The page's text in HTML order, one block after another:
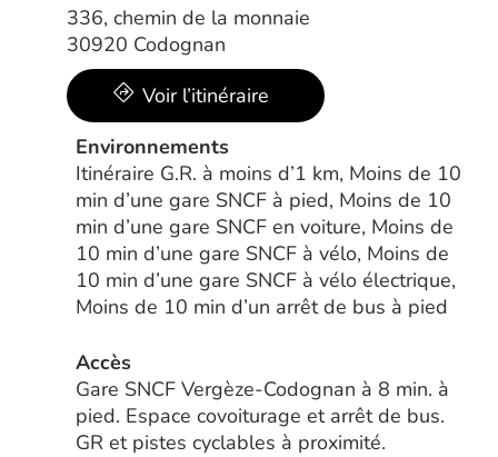
336, chemin de la monnaie
30920 Codognan
Voir l’itinéraire
Environnements
Itinéraire G.R. à moins d’1 km, Moins de 10
min d’une gare SNCF à pied, Moins de 10
min d’une gare SNCF en voiture, Moins de
10 min d’une gare SNCF à vélo, Moins de
10 min d’une gare SNCF à vélo électrique,
Moins de 10 min d’un arrêt de bus à pied
Accès
Gare SNCF Vergèze-Codognan à 8 min. à
pied. Espace covoiturage et arrêt de bus.
GR et pistes cyclables à proximité.